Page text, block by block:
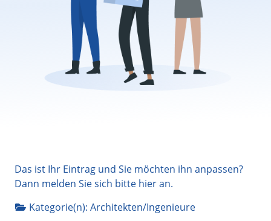
Das ist Ihr Eintrag und Sie möchten ihn anpassen?
Dann melden Sie sich bitte hieran.
Kategorie(n): Architekten/Ingenieure